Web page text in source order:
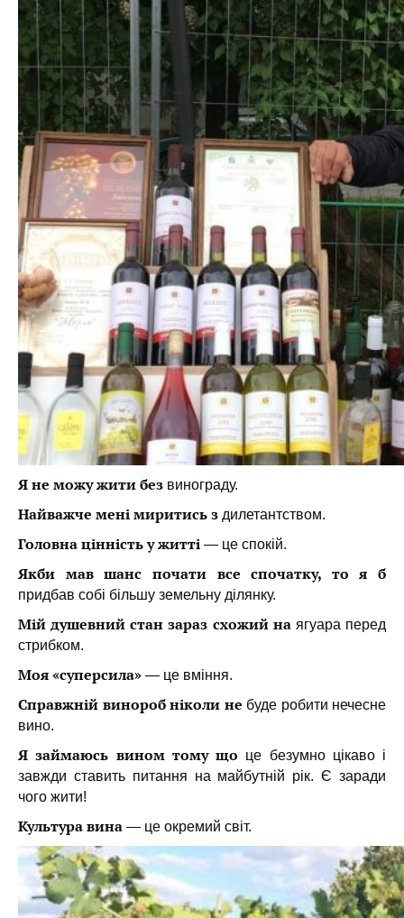
Я не можу жити без винограду.
Найважче мені миритись з дилетантством.
Головна цінність у житті — це спокій.
Якби мав шанс почати все спочатку, то я б
придбав собі більшу земельну ділянку.
Мій душевний стан зараз схожий наягуара перед
стрибком.
Моя «суперсила» — це вміння.
Справжній винороб ніколи не буде робити нечесне
вино.
Я займаюсь вином тому що це безумно цікаво і
завжди ставить питання на майбутній рік. Є заради
чого жити!
Культура вина — це окремий світ.